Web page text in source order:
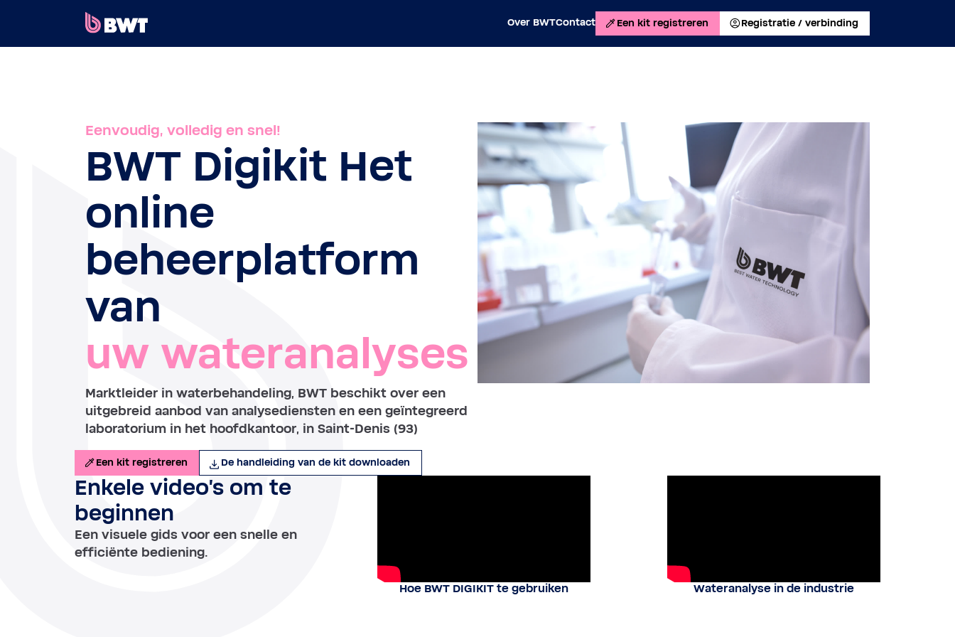
Over BWTContact Een kit registreren Registratie / verbinding
EEN KIT ZONDER ACCOUNT REGISTREREN
Eenvoudig, volledig en snel!
BWT Digikit Het
online
beheerplatform
van
uw wateranalyses
Marktleider in waterbehandeling, BWT beschikt over een
uitgebreid aanbod van analysediensten en een geïntegreerd
laboratorium in het hoofdkantoor, in Saint-Denis (93)
Een kit registreren De handleiding van de kit downloaden
Enkele video's om te
beginnen
Een visuele gids voor een snelle en
efficiënte bediening.
Hoe BWT DIGIKIT te gebruiken Wateranalyse in de industrie